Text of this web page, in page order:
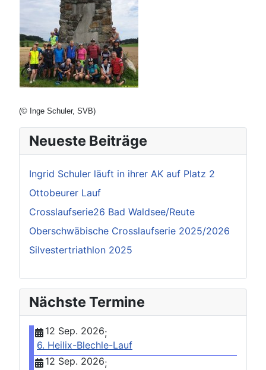
(© Inge Schuler, SVB)
Neueste Beiträge
Ingrid Schuler läuft in ihrer AK auf Platz 2
Ottobeurer Lauf
Crosslaufserie26 Bad Waldsee/Reute
Oberschwäbische Crosslaufserie 2025/2026
Silvestertriathlon 2025
Nächste Termine
12 Sep. 2026;
6. Heilix-Blechle-Lauf
12 Sep. 2026;